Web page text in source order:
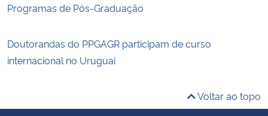
Programas de Pós-Graduação
Doutorandas do PPGAGR participam de curso
internacional no Uruguai
Voltar ao topo